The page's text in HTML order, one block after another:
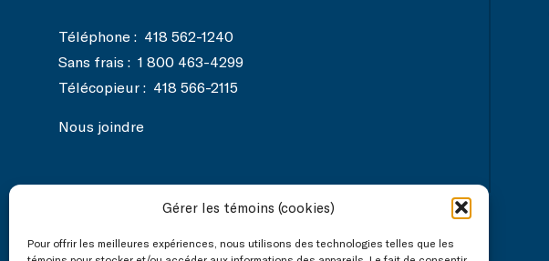
Gérer les témoins (cookies)
Pour offrir les meilleures expériences, nous utilisons des technologies telles que les
Téléphone : 418 562-1240
Sans frais : 1 800 463-4299
Télécopieur : 418 566-2115
Nous joindre
Nos réseaux